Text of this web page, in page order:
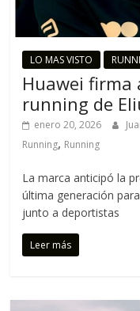
LO MAS VISTO
Huawei firma
running de
enero 20, 2026
Running, Running
La marca anticipó la
última generación
junto a deportistas
Leer más